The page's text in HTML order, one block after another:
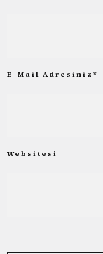
E-Mail Adresiniz *
Websitesi